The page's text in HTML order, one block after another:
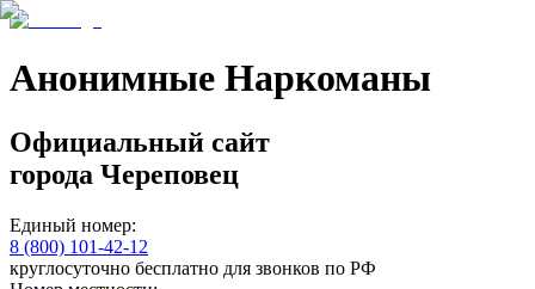
Анонимные Наркоманы
Официальный сайт
города Череповец
Единый номер:
8 (800) 101-42-12
круглосуточно бесплатно для звонков по РФ